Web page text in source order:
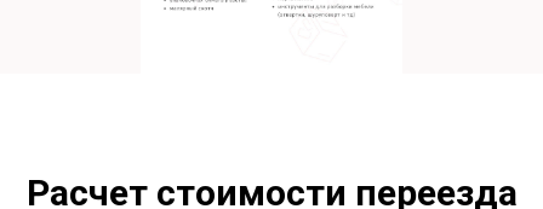
Расчет стоимости переезда